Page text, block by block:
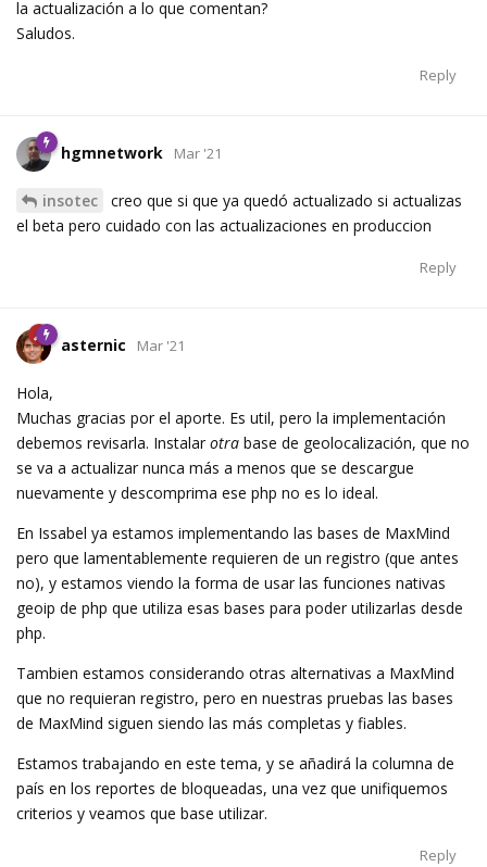
la actualización a lo que comentan?
Saludos.
Reply
hgmnetwork Mar '21
insotec
creo que si que ya quedó actualizado si actualizas
el beta pero cuidado con las actualizaciones en produccion
Reply
asternic Mar '21
Hola,
Muchas gracias por el aporte. Es util, pero la implementación
debemos revisarla. Instalar otra base de geolocalización, que no
se va a actualizar nunca más a menos que se descargue
nuevamente y descomprima ese php no es lo ideal.
En Issabel ya estamos implementando las bases de MaxMind
pero que lamentablemente requieren de un registro (que antes
no), y estamos viendo la forma de usar las funciones nativas
geoip de php que utiliza esas bases para poder utilizarlas desde
php.
Tambien estamos considerando otras alternativas a MaxMind
que no requieran registro, pero en nuestras pruebas las bases
de MaxMind siguen siendo las más completas y fiables.
Estamos trabajando en este tema, y se añadirá la columna de
país en los reportes de bloqueadas, una vez que unifiquemos
criterios y veamos que base utilizar.
Reply